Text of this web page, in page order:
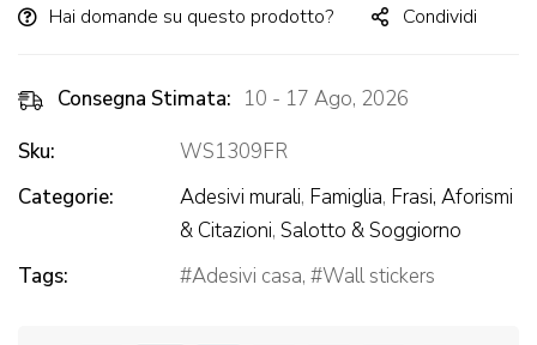
Hai domande su questo prodotto? Condividi
Consegna Stimata: 10 - 17 Ago, 2026
Sku:
WS1309FR
Categorie:
Adesivi murali, Famiglia, Frasi, Aforismi
& Citazioni, Salotto & Soggiorno
Tags:
Adesivi casa, Wall stickers